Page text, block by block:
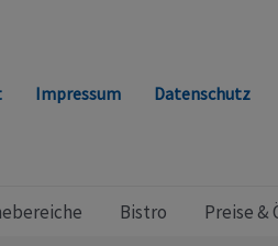
Impressum Datenschutz
Bistro Preise &